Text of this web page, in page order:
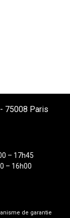
75008 Paris
– 17h45
– 16h00
de garantie